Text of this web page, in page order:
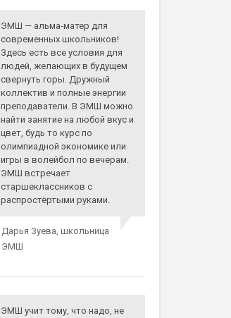
ЭМШ — альма-матер для
современных школьников!
Здесь есть все условия для
людей, желающих в будущем
свернуть горы. Дружный
коллектив и полные энергии
преподаватели. В ЭМШ можно
найти занятие на любой вкус и
цвет, будь то курс по
олимпиадной экономике или
игры в волейбол по вечерам.
ЭМШ встречает
старшеклассников с
распростёртыми руками.
Дарья Зуева, школьница
ЭМШ
ЭМШ учит тому, что надо, не